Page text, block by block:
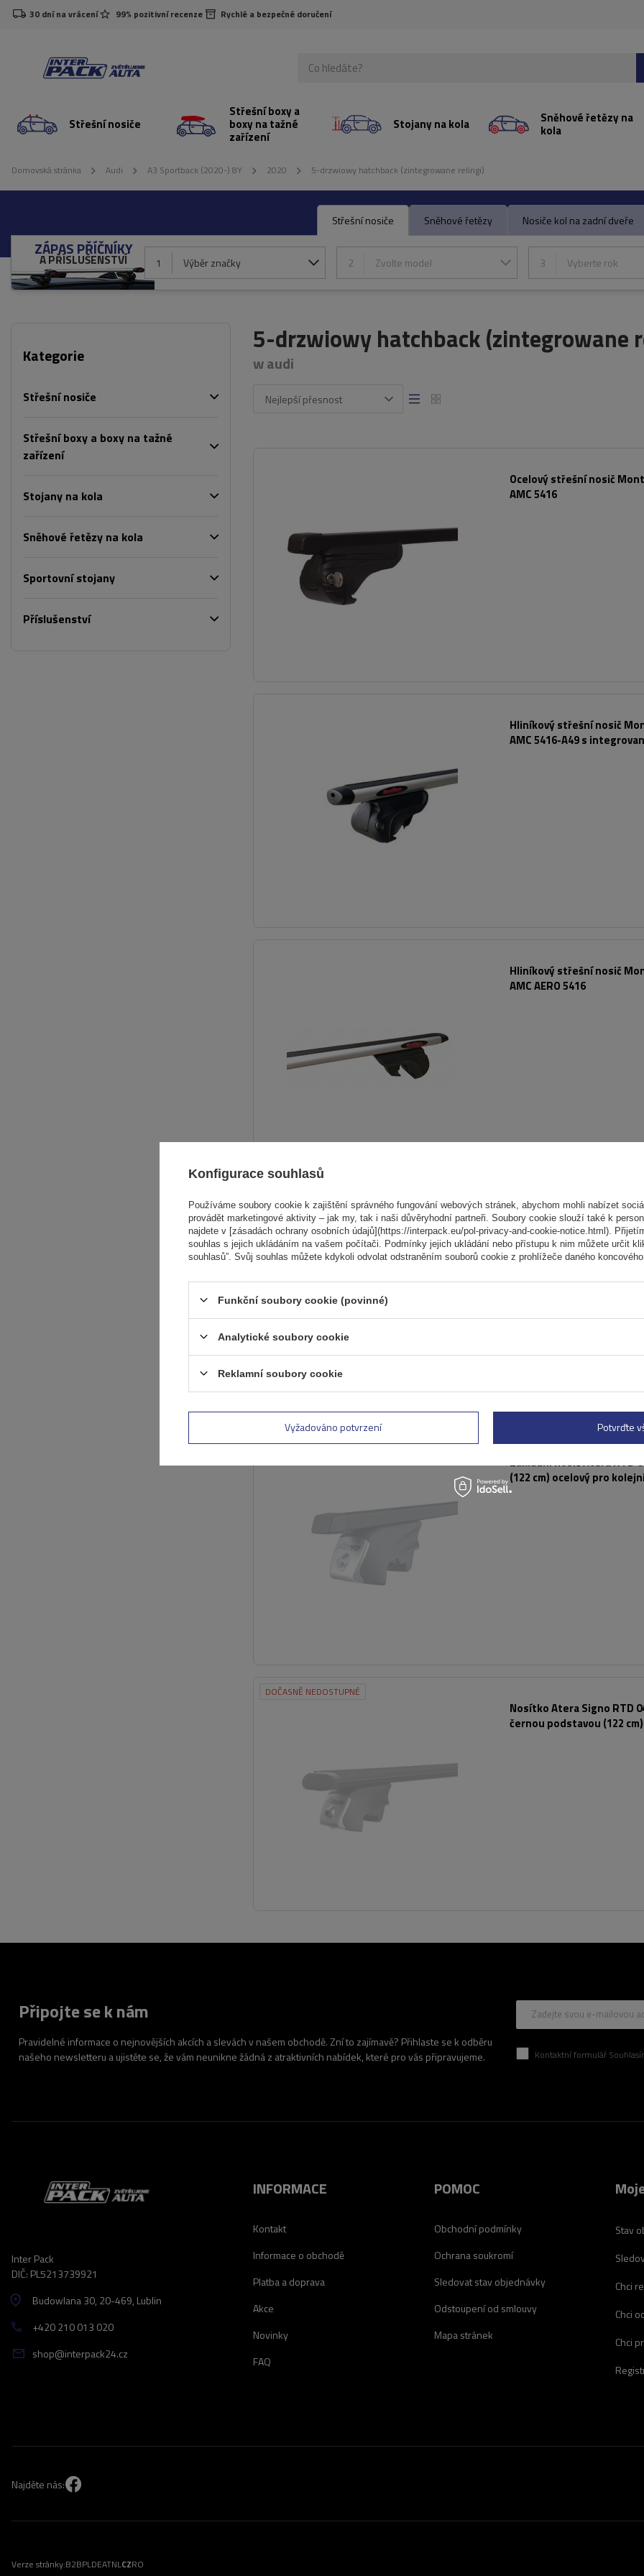
30 dní na vrácení 99% pozitivní recenze Rychlé a bezpečné doručení
Střešní nosiče
Střešní boxy a
boxy na tažné
zařízení
Stojany na kola Sněhové řetězy na
kola
Domovská stránka Audi A3 Sportback (2020-) 8Y 2020 5-drzwiowy hatchback (zintegrowane relingi)
Střešní nosiče Sněhové řetězy Nosiče kol na zadní dveře
ZÁPAS PŘÍČNÍKY
A PŘÍSLUŠENSTVÍ 1 Výběr značky 2 Zvolte model 3 Vyberte rok
Kategorie
Střešní nosiče
Střešní boxy a boxy na tažné
zařízení
Stojany na kola
Sněhové řetězy na kola
Sportovní stojany
Příslušenství
5-drzwiowy hatchback (zintegrowane
w audi
Nejlepší přesnost
Ocelový střešní nosič
AMC 5416
Hliníkový střešní nosič
AMC 5416-A49 s
Hliníkový střešní nosič
AMC AERO 5416
DOČASNĚ NEDOSTUPNÉ
Základní nosič Atera Signo
048522 (122 cm)
DOČASNĚ NEDOSTUPNÉ
Základní nosič Atera RTD
(122 cm) ocelový pro
DOČASNĚ NEDOSTUPNÉ
Nosítko Atera Signo RTD
černou podstavou (122 cm)
Připojte se k nám
Pravidelné informace o nejnovějších akcích a slevách v našem obchodě. Zní to zajímavě? Přihlaste se k odběru
našeho newsletteru a ujistěte se, že vám neunikne žádná z atraktivních nabídek, které pro vás připravujeme.
Zadejte svou e-mailovou
Kontaktní formulář Souhlasím se
Inter Pack
DIČ: PL5213739921
Budowlana 30, 20-469, Lublin
+420 210 013 020
shop@interpack24.cz
INFORMACE
Kontakt
Informace o obchodě
Platba a doprava
Akce
Novinky
FAQ
POMOC
Obchodní podmínky
Ochrana soukromí
Sledovat stav objednávky
Odstoupení od smlouvy
Mapa stránek
Stav
Chci
Chci
Chci
Najděte nás:
Verze stránky:B2BPLDEATNLCZRO
Konfigurace souhlasů
Používáme soubory cookie k zajištění správného fungování webových stránek, abychom mohli nabízet
provádět marketingové aktivity – jak my, tak i naši důvěryhodní partneři. Soubory cookie slouží také k
najdete v [zásadách ochrany osobních údajů](https://interpack.eu/pol-privacy-and-cookie-notice.html).
souhlas s jejich ukládáním na vašem počítači. Podmínky jejich ukládání nebo přístupu k nim můžete určit
souhlasů”. Svůj souhlas můžete kdykoli odvolat odstraněním souborů cookie z prohlížeče daného
Funkční soubory cookie (povinné)
Analytické soubory cookie
Reklamní soubory cookie
Vyžadováno potvrzení Potvrďte